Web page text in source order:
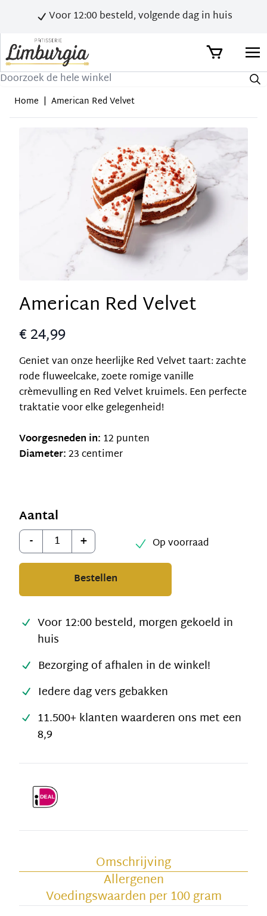
Voor 12:00 besteld, volgende dag in huis
Zoek
Home | American Red Velvet
American Red Velvet
€ 24,99
Geniet van onze heerlijke Red Velvet taart: zachte
rode fluweelcake, zoete romige vanille
crèmevulling en Red Velvet kruimels. Een perfecte
traktatie voor elke gelegenheid!
Voorgesneden in: 12 punten
Diameter:23 centimer
Aantal
-
Aantal + Op voorraad
Bestellen
Voor 12:00 besteld, morgen gekoeld in
huis
Bezorging of afhalen in de winkel!
Iedere dag vers gebakken
11.500+ klanten waarderen ons met een
8,9
Omschrijving
Allergenen
Voedingswaarden per 100 gram